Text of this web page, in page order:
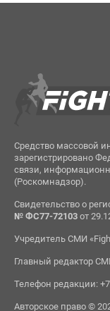
Средство массовой
зарегистрировано
связи,
(Роскомнадзор).
Свидетельство о
№ ФС77-72103от
Учредитель СМИ
Главный редактор
Телефон редакции:
Авторское право ©